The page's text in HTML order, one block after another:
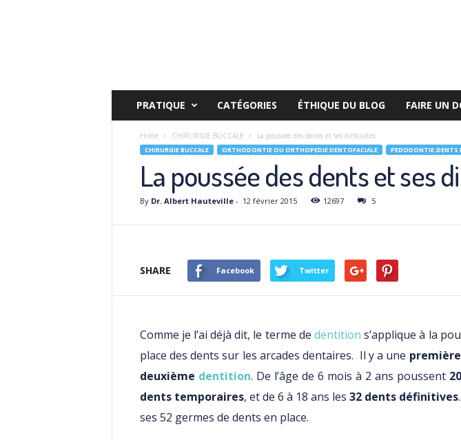
PRATIQUE CATÉGORIES ÉTHIQUE DU BLOG FAIRE UN
Home CHIRURGIE BUCCALE La poussée des dents et ses difficultés.
CHIRURGIE BUCCALE ORTHODONTIE OU ORTHOPEDIE DENTOFACIALE PEDODONTIE.DENTS
La poussée des dents et ses
By Dr. Albert Hauteville- 12 février 2015 12697 5
SHARE Facebook Twitter
Comme je l’ai déjà dit, le terme de dentition s’applique à la
place des dents sur les arcades dentaires. Il y a une première
deuxième dentition. De l’âge de 6 mois à 2 ans poussent
dents temporaires, et de 6 à 18 ans les 32 dents définitives
ses 52 germes de dents en place.